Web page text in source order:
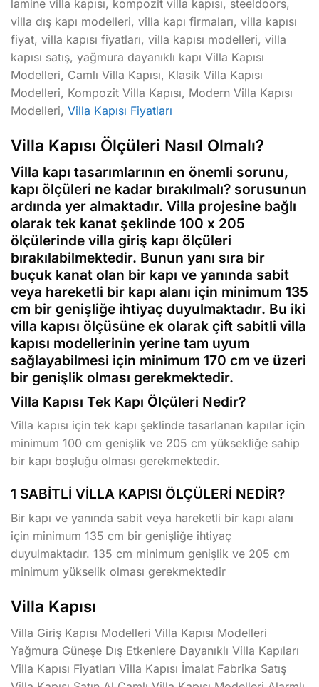
lamine villa kapısı, kompozit villa kapısı, steeldoors,
villa dış kapı modelleri, villa kapı firmaları, villa kapısı
fiyat, villa kapısı fiyatları, villa kapısı modelleri, villa
kapısı satış, yağmura dayanıklı kapı Villa Kapısı
Modelleri, Camlı Villa Kapısı, Klasik Villa Kapısı
Modelleri, Kompozit Villa Kapısı, Modern Villa Kapısı
Modelleri, Villa Kapısı Fiyatları
Villa Kapısı Ölçüleri Nasıl Olmalı?
Villa kapı tasarımlarının en önemli sorunu,
kapı ölçüleri ne kadar bırakılmalı? sorusunun
ardında yer almaktadır. Villa projesine bağlı
olarak tek kanat şeklinde 100 x 205
ölçülerinde villa giriş kapı ölçüleri
bırakılabilmektedir. Bunun yanı sıra bir
buçuk kanat olan bir kapı ve yanında sabit
veya hareketli bir kapı alanı için minimum 135
cm bir genişliğe ihtiyaç duyulmaktadır. Bu iki
villa kapısı ölçüsüne ek olarak çift sabitli villa
kapısı modellerinin yerine tam uyum
sağlayabilmesi için minimum 170 cm ve üzeri
bir genişlik olması gerekmektedir.
Villa Kapısı Tek Kapı Ölçüleri Nedir?
Villa kapısı için tek kapı şeklinde tasarlanan kapılar için
minimum 100 cm genişlik ve 205 cm yüksekliğe sahip
bir kapı boşluğu olması gerekmektedir.
1 SABİTLİ VİLLA KAPISI ÖLÇÜLERİ NEDİR?
Bir kapı ve yanında sabit veya hareketli bir kapı alanı
için minimum 135 cm bir genişliğe ihtiyaç
duyulmaktadır. 135 cm minimum genişlik ve 205 cm
minimum yükselik olması gerekmektedir
Villa Kapısı
Villa Giriş Kapısı Modelleri Villa Kapısı Modelleri
Yağmura Güneşe Dış Etkenlere Dayanıklı Villa Kapıları
Villa Kapısı Fiyatları Villa Kapısı İmalat Fabrika Satış